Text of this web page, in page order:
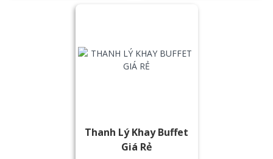
Thanh Lý Khay Buffet
Giá Rẻ